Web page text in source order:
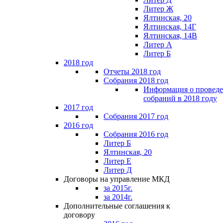
Литер Ж
Ялтинская, 20
Ялтинская, 14Г
Ялтинская, 14В
Литер А
Литер Б
2018 год
Отчеты 2018 год
Собрания 2018 год
Информация о
собраний в 2018 году
2017 год
Собрания 2017 год
2016 год
Собрания 2016 год
Литер Б
Ялтинская, 20
Литер Е
Литер Д
Договоры на управление МКД
за 2015г.
за 2014г.
Дополнительные соглашения к
договору